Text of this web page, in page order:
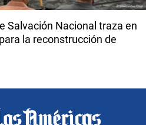
Salvación Nacional traza en
la reconstrucción de